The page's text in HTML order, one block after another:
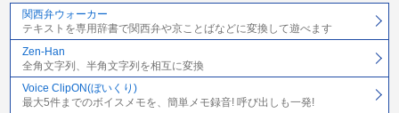
関西弁ウォーカー
テキストを専用辞書で関西弁や京ことばなどに変換して遊べます
Zen-Han
全角文字列、半角文字列を相互に変換
Voice ClipON(ぼいくり)
最大5件までのボイスメモを、簡単メモ録音! 呼び出しも一発!